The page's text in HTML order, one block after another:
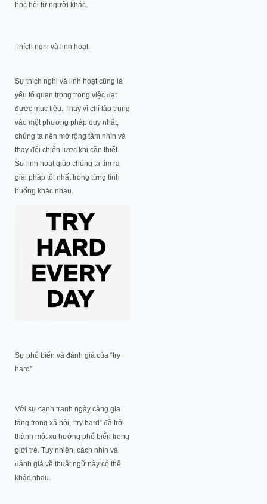
học hỏi từ người khác.
Thích nghi và linh hoạt
Sự thích nghi và linh hoạt cũng là
yếu tố quan trọng trong việc đạt
được mục tiêu. Thay vì chỉ tập trung
vào một phương pháp duy nhất,
chúng ta nên mở rộng tầm nhìn và
thay đổi chiến lược khi cần thiết.
Sự linh hoạt giúp chúng ta tìm ra
giải pháp tốt nhất trong từng tình
huống khác nhau.
Sự phổ biến và đánh giá của “try
hard”
Với sự cạnh tranh ngày càng gia
tăng trong xã hội, “try hard” đã trở
thành một xu hướng phổ biến trong
giới trẻ. Tuy nhiên, cách nhìn và
đánh giá về thuật ngữ này có thể
khác nhau.